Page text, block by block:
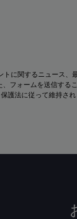
に関するニュース、
フォームを送信するこ
護法に従って維持され